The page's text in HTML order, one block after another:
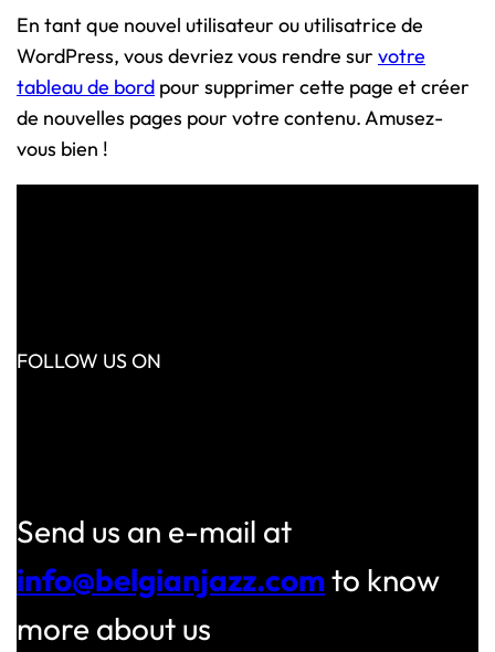
En tant que nouvel utilisateur ou utilisatrice de
WordPress, vous devriez vous rendre sur votre
tableau de bord pour supprimer cette page et créer
de nouvelles pages pour votre contenu. Amusez-
vous bien !
FOLLOW US ON
Send us an e-mail at
info@belgianjazz.comto know
more about us